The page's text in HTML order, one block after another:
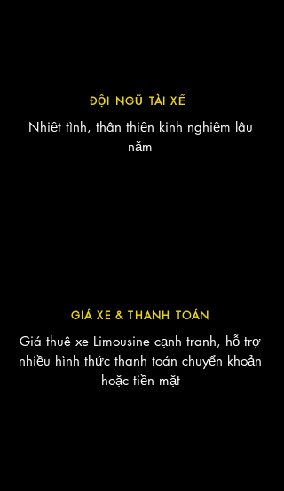
ĐỘI NGŨ TÀI XẾ
Nhiệt tình, thân thiện kinh nghiệm lâu
năm​
GIÁ XE & THANH TOÁN
Giá thuê xe Limousine cạnh tranh, hỗ trợ
nhiều hình thức thanh toán chuyển khoản
hoặc tiền mặt